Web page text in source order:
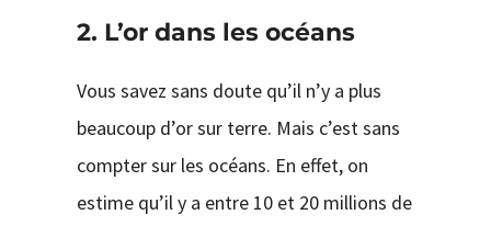
2. L’or dans les océans
Vous savez sans doute qu’il n’y a plus
beaucoup d’or sur terre. Mais c’est sans
compter sur les océans. En effet, on
estime qu’il y a entre 10 et 20 millions de